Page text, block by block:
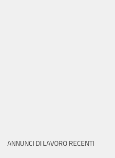
ANNUNCI DI LAVORO RECENTI